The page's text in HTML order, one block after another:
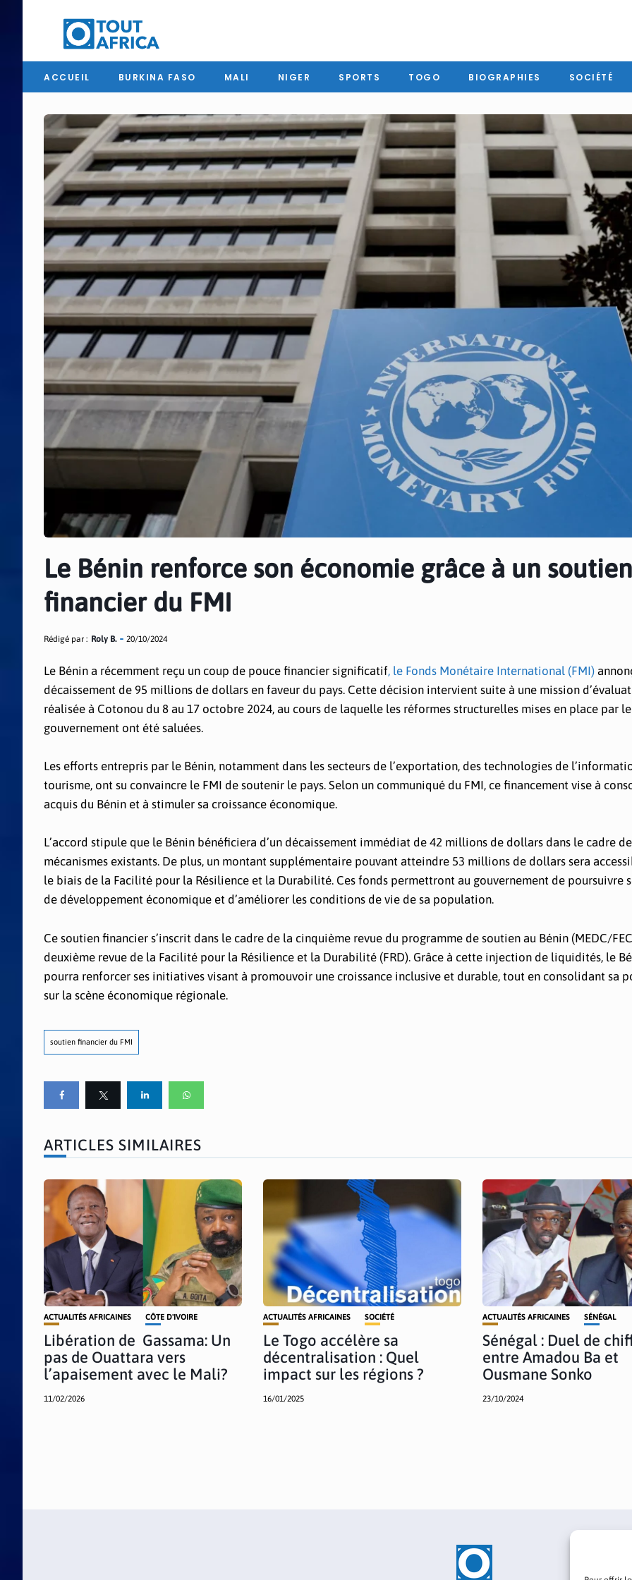
ACCUEIL BURKINA FASO MALI NIGER SPORTS TOGO BIOGRAPHIES SOCIÉTÉ
Le Bénin renforce son économie grâce à un soutien
financier du FMI
Rédigé par : Roly B. 20/10/2024
Le Bénin a récemment reçu un coup de pouce financier significatif, le Fonds Monétaire International (FMI)
décaissement de 95 millions de dollars en faveur du pays. Cette décision intervient suite à une mission
réalisée à Cotonou du 8 au 17 octobre 2024, au cours de laquelle les réformes structurelles mises en place par le
gouvernement ont été saluées.
Les efforts entrepris par le Bénin, notamment dans les secteurs de l’exportation, des technologies de
tourisme, ont su convaincre le FMI de soutenir le pays. Selon un communiqué du FMI, ce financement vise à
acquis du Bénin et à stimuler sa croissance économique.
L’accord stipule que le Bénin bénéficiera d’un décaissement immédiat de 42 millions de dollars dans le cadre
mécanismes existants. De plus, un montant supplémentaire pouvant atteindre 53 millions de dollars sera
le biais de la Facilité pour la Résilience et la Durabilité. Ces fonds permettront au gouvernement de poursuivre
de développement économique et d’améliorer les conditions de vie de sa population.
Ce soutien financier s’inscrit dans le cadre de la cinquième revue du programme de soutien au Bénin (MEDC/
deuxième revue de la Facilité pour la Résilience et la Durabilité (FRD). Grâce à cette injection de liquidités, le
pourra renforcer ses initiatives visant à promouvoir une croissance inclusive et durable, tout en consolidant sa
sur la scène économique régionale.
soutien financier du FMI
ARTICLES SIMILAIRES
ACTUALITÉS AFRICAINES CÔTE D'IVOIRE
Libération de Gassama: Un
pas de Ouattara vers
l’apaisement avec le Mali?
11/02/2026
ACTUALITÉS AFRICAINES SOCIÉTÉ
Le Togo accélère sa
décentralisation : Quel
impact sur les régions ?
16/01/2025
ACTUALITÉS AFRICAINES SÉNÉGAL
Sénégal : Duel de
entre Amadou Ba et
Ousmane Sonko
23/10/2024